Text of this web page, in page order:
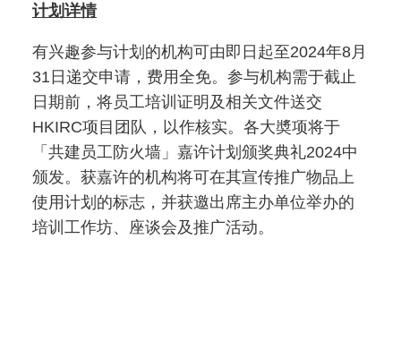
计划详情
有兴趣参与计划的机构可由即日起至2024年8月
31日递交申请，费用全免。参与机构需于截止
日期前，将员工培训证明及相关文件送交
HKIRC项目团队，以作核实。各大奬项将于
「共建员工防火墙」嘉许计划颁奖典礼2024中
颁发。获嘉许的机构将可在其宣传推广物品上
使用计划的标志，并获邀出席主办单位举办的
培训工作坊、座谈会及推广活动。